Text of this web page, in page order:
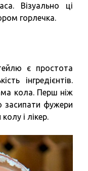
Візуально ці
горлечка.
є простота
інгредієнтів.
кола. Перш ніж
засипати фужери
і лікер.